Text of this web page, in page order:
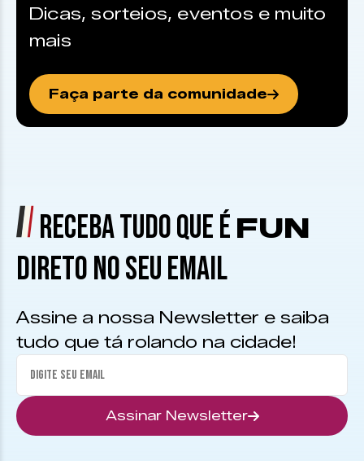
Dicas, sorteios, eventos e muito
mais
Faça parte da comunidade
RECEBA TUDO QUE É FUN
DIRETO NO SEU EMAIL
Assine a nossa Newsletter e saiba
tudo que tá rolando na cidade!
Assinar Newsletter